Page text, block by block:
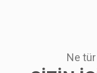
Ne tür